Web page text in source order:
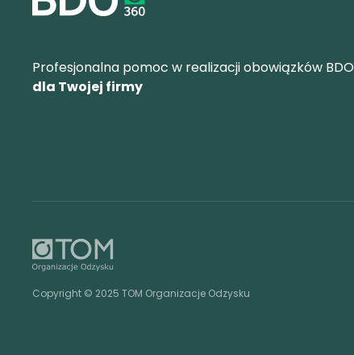
Profesjonalna pomoc w realizacji obowiązków BDO
dla Twojej firmy
Copyright © 2025 TOM Organizacje Odzysku